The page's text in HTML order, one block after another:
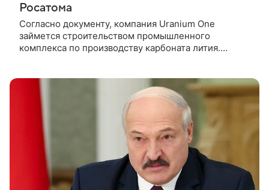
Росатома
Согласно документу, компания Uranium One
займется строительством промышленного
комплекса по производству карбоната лития.
Боливии одобрила контракт с компанией Uranium
One (дочерней структурой Росатома) на
строительство промышленного комплекса по
производству карбоната лития. Об этом сообщил
телеканал Unitel.